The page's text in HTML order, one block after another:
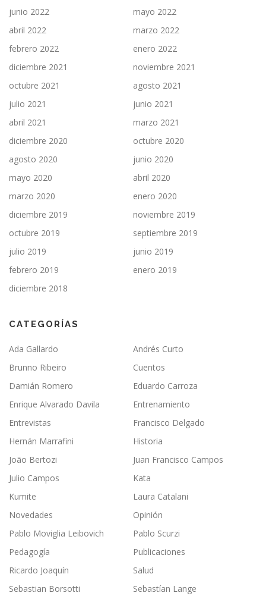
junio 2022
mayo 2022
abril 2022
marzo 2022
febrero 2022
enero 2022
diciembre 2021
noviembre 2021
octubre 2021
agosto 2021
julio 2021
junio 2021
abril 2021
marzo 2021
diciembre 2020
octubre 2020
agosto 2020
junio 2020
mayo 2020
abril 2020
marzo 2020
enero 2020
diciembre 2019
noviembre 2019
octubre 2019
septiembre 2019
julio 2019
junio 2019
febrero 2019
enero 2019
diciembre 2018
CATEGORÍAS
Ada Gallardo
Andrés Curto
Brunno Ribeiro
Cuentos
Damián Romero
Eduardo Carroza
Enrique Alvarado Davila
Entrenamiento
Entrevistas
Francisco Delgado
Hernán Marrafini
Historia
João Bertozi
Juan Francisco Campos
Julio Campos
Kata
Kumite
Laura Catalani
Novedades
Opinión
Pablo Moviglia Leibovich
Pablo Scurzi
Pedagogía
Publicaciones
Ricardo Joaquín
Salud
Sebastian Borsotti
Sebastían Lange